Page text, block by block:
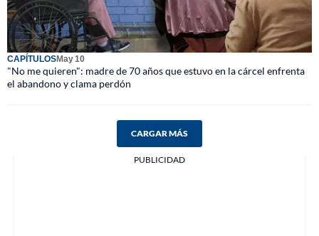
CAPÍTULOSMay 10
"No me quieren": madre de 70 años que estuvo en la cárcel enfrenta
el abandono y clama perdón
CARGAR MÁS
PUBLICIDAD